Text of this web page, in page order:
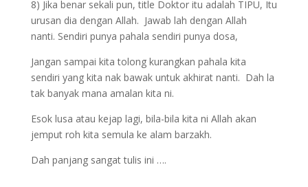
8) Jika benar sekali pun, title Doktor itu adalah TIPU, Itu
urusan dia dengan Allah. Jawab lah dengan Allah
nanti. Sendiri punya pahala sendiri punya dosa,
Jangan sampai kita tolong kurangkan pahala kita
sendiri yang kita nak bawak untuk akhirat nanti. Dah la
tak banyak mana amalan kita ni.
Esok lusa atau kejap lagi, bila-bila kita ni Allah akan
jemput roh kita semula ke alam barzakh.
Dah panjang sangat tulis ini ….